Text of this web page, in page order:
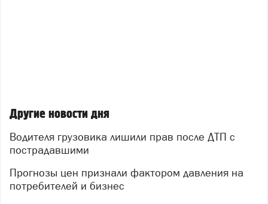
Другие новости дня
Водителя грузовика лишили прав после ДТП с
пострадавшими
Прогнозы цен признали фактором давления на
потребителей и бизнес